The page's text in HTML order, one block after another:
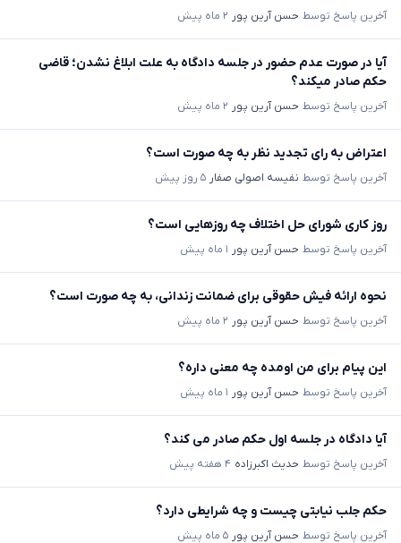
آخرین پاسخ توسط حسن آرین پور ۲ ماه پیش
آیا در صورت عدم حضور در جلسه دادگاه به علت ابلاغ نشدن؛ قاضی
حکم صادر میکند؟
آخرین پاسخ توسط حسن آرین پور ۲ ماه پیش
اعتراض به رای تجدید نظر به چه صورت است؟
آخرین پاسخ توسط نفیسه اصولی صفار ۵ روز پیش
روز کاری شورای حل اختلاف چه روزهایی است؟
آخرین پاسخ توسط حسن آرین پور ۱ ماه پیش
نحوه ارائه فیش حقوقی برای ضمانت زندانی، به چه صورت است؟
آخرین پاسخ توسط حسن آرین پور ۲ ماه پیش
این پیام برای من اومده چه معنی داره؟
آخرین پاسخ توسط حسن آرین پور ۱ ماه پیش
آیا دادگاه در جلسه اول حکم صادر می کند؟
آخرین پاسخ توسط حدیث اکبرزاده ۴ هفته پیش
حکم جلب نیابتی چیست و چه شرایطی دارد؟
آخرین پاسخ توسط حسن آرین پور ۵ ماه پیش